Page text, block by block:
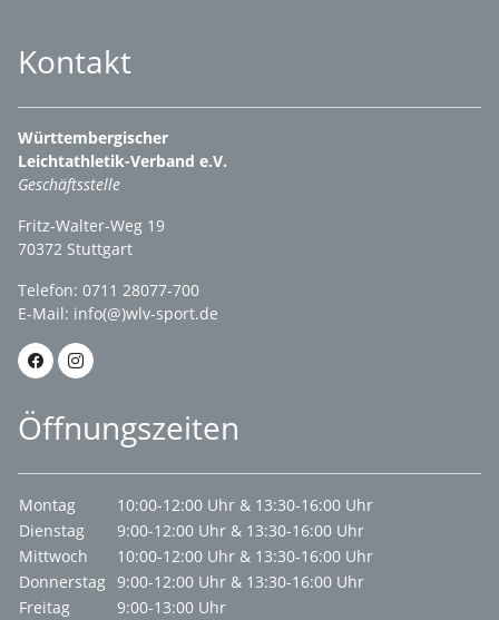
Kontakt
Württembergischer
Leichtathletik-Verband e.V.
Geschäftsstelle
Fritz-Walter-Weg 19
70372 Stuttgart
Telefon: 0711 28077-700
E-Mail: info(@)wlv-sport.de
Öffnungszeiten
Montag
10:00-12:00 Uhr & 13:30-16:00 Uhr
Dienstag
9:00-12:00 Uhr & 13:30-16:00 Uhr
Mittwoch
10:00-12:00 Uhr & 13:30-16:00 Uhr
Donnerstag 9:00-12:00 Uhr & 13:30-16:00 Uhr
Freitag
9:00-13:00 Uhr